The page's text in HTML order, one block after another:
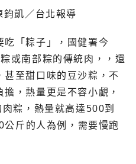
凱／台北報導
吃「粽子」，國健署今
或南部粽的傳統肉，，還
甚至甜口味的豆沙粽，不
，熱量更是不容小覷，
粽，熱量就高達500到
斤的人為例，需要慢跑